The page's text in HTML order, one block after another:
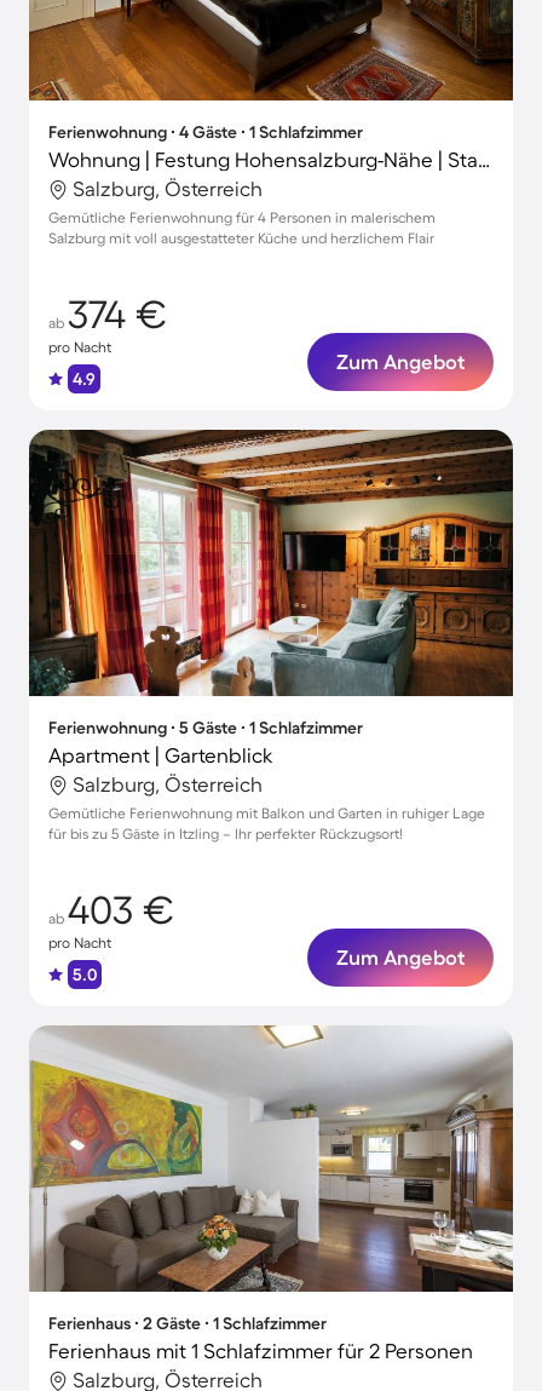
Ferienwohnung ∙ 4 Gäste ∙ 1 Schlafzimmer
Wohnung | Festung Hohensalzburg-Nähe | Stadtblick
Salzburg, Österreich
Gemütliche Ferienwohnung für 4 Personen in malerischem
Salzburg mit voll ausgestatteter Küche und herzlichem Flair
ab 374 €
pro Nacht
4.9
Zum Angebot
Ferienwohnung ∙ 5 Gäste ∙ 1 Schlafzimmer
Apartment | Gartenblick
Salzburg, Österreich
Gemütliche Ferienwohnung mit Balkon und Garten in ruhiger Lage
für bis zu 5 Gäste in Itzling – Ihr perfekter Rückzugsort!
ab 403 €
pro Nacht
5.0
Zum Angebot
Ferienhaus ∙ 2 Gäste ∙ 1 Schlafzimmer
Ferienhaus mit 1 Schlafzimmer für 2 Personen
Salzburg, Österreich